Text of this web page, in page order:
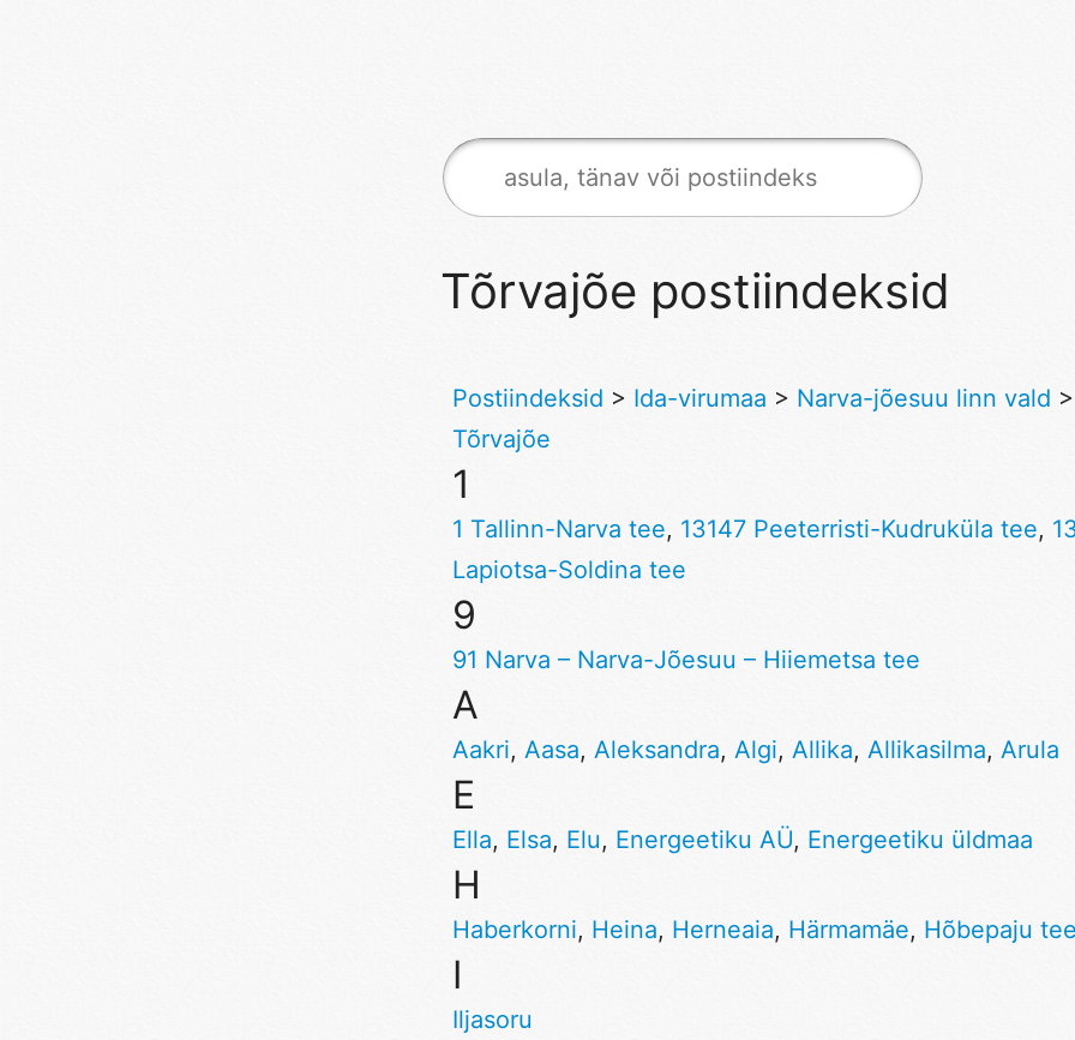
Tõrvajõe postiindeksid
Postiindeksid > Ida-virumaa > Narva-jõesuu linn vald >
Tõrvajõe
1
1 Tallinn-Narva tee, 13147 Peeterristi-Kudruküla tee,
Lapiotsa-Soldina tee
9
91 Narva – Narva-Jõesuu – Hiiemetsa tee
A
Aakri, Aasa, Aleksandra, Algi, Allika, Allikasilma, Arula
E
Ella, Elsa, Elu, Energeetiku AÜ, Energeetiku üldmaa
H
Haberkorni, Heina, Herneaia, Härmamäe, Hõbepaju
I
Iljasoru